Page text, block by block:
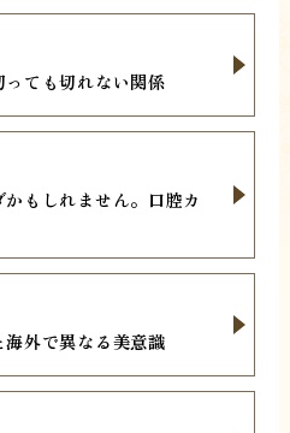
ても切れない関係
もしれません。口腔カ
外で異なる美意識